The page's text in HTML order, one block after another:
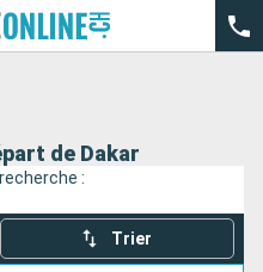
de Dakar
:
Trier